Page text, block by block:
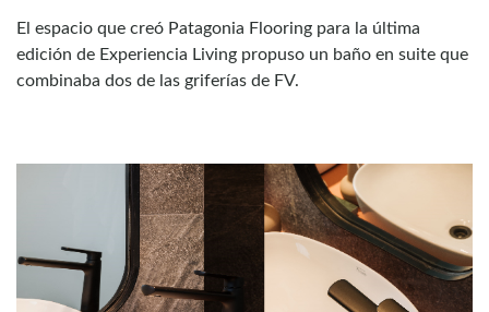
El espacio que creó Patagonia Flooring para la última
edición de Experiencia Living propuso un baño en suite que
combinaba dos de las griferías de FV.